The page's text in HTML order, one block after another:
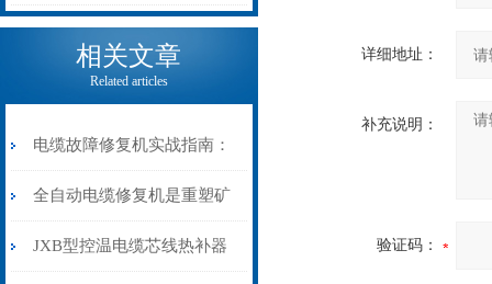
电缆热补机的核心价值
相关文章
Related articles
电缆故障修复机实战指南：
从“盲测”到“精确定点”的三
步作业法
全自动电缆修复机是重塑矿
山电力动脉的“智能外科医
JXB型控温电缆芯线热补器
详细地址：
补充说明：
验证码：